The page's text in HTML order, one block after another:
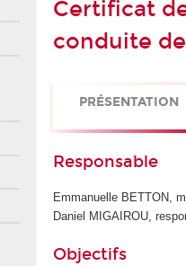
Certificat
conduite
PRÉSENTATION
Responsable
Emmanuelle BETTON,
Daniel MIGAIROU,
Objectifs